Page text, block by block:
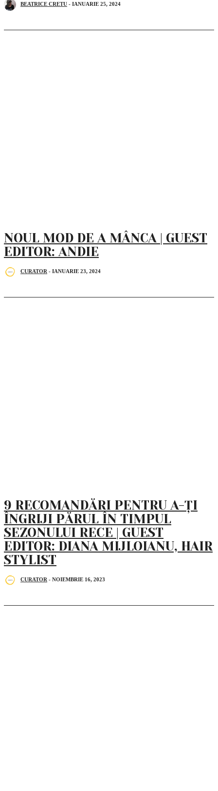
BEATRICE CRETU - IANUARIE 25, 2024
NOUL MOD DE A MÂNCA | GUEST
EDITOR: ANDIE
CURATOR - IANUARIE 23, 2024
9 RECOMANDĂRI PENTRU A-ȚI
ÎNGRIJI PĂRUL ÎN TIMPUL
SEZONULUI RECE | GUEST
EDITOR: DIANA MIJLOIANU, HAIR
STYLIST
CURATOR - NOIEMBRIE 16, 2023